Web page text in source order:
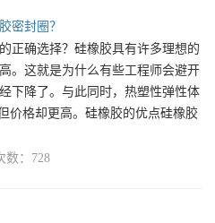
密封圈？
正确选择？硅橡胶具有许多理想的
。这就是为什么有些工程师会避开
下降了。与此同时，热塑性弹性体
价格却更高。硅橡胶的优点硅橡胶
数：728